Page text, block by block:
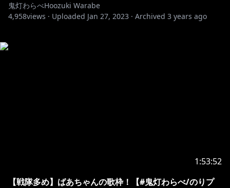
鬼灯わらべHoozuki Warabe
4,958views · Uploaded Jan 27, 2023 · Archived 3 years ago
1:53:52
【戦隊多め】ばあちゃんの歌枠！【#鬼灯わらべ/のりプ